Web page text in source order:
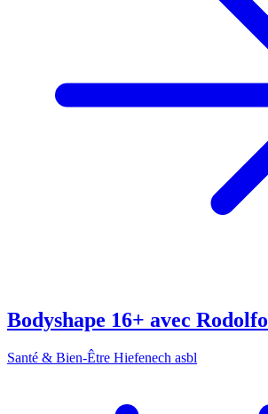
Bodyshape 16+ avec Rodolfo
Santé & Bien-Être Hiefenech asbl